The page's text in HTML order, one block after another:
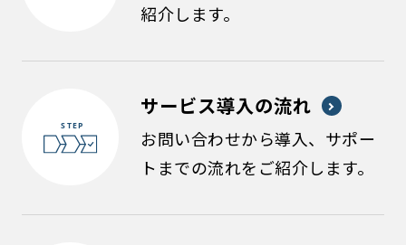
紹介します。
サービス導入の流れ
お問い合わせから導入、サポー
トまでの流れをご紹介します。